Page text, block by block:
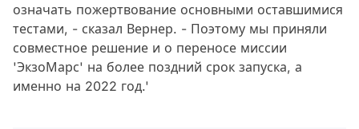
означать пожертвование основными оставшимися
тестами, - сказал Вернер. - Поэтому мы приняли
совместное решение и о переносе миссии
'ЭкзоМарс' на более поздний срок запуска, а
именно на 2022 год.'